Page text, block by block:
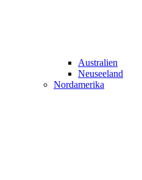
Australien
Neuseeland
Nordamerika